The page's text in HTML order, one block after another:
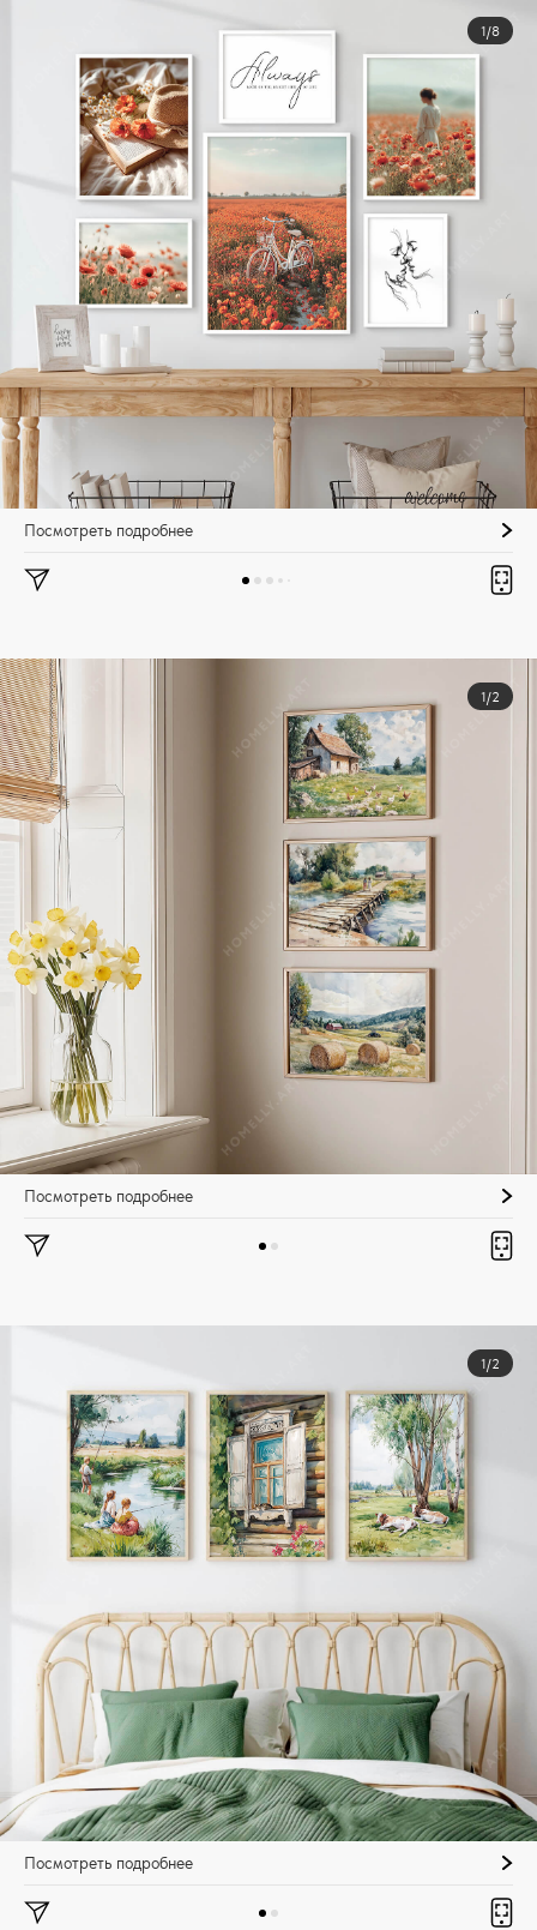
1/8
Посмотреть подробнее
1/2
Посмотреть подробнее
1/2
Посмотреть подробнее